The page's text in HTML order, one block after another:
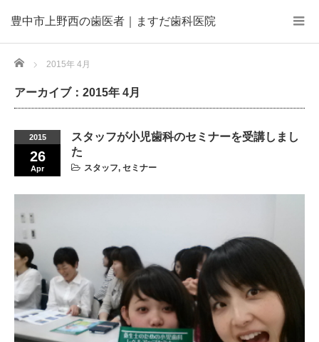
豊中市上野西の歯医者｜ますだ歯科医院
Home 2015年 4月
アーカイブ：2015年 4月
2015
26
Apr
スタッフが小児歯科のセミナーを受講しまし
た
スタッフ, セミナー